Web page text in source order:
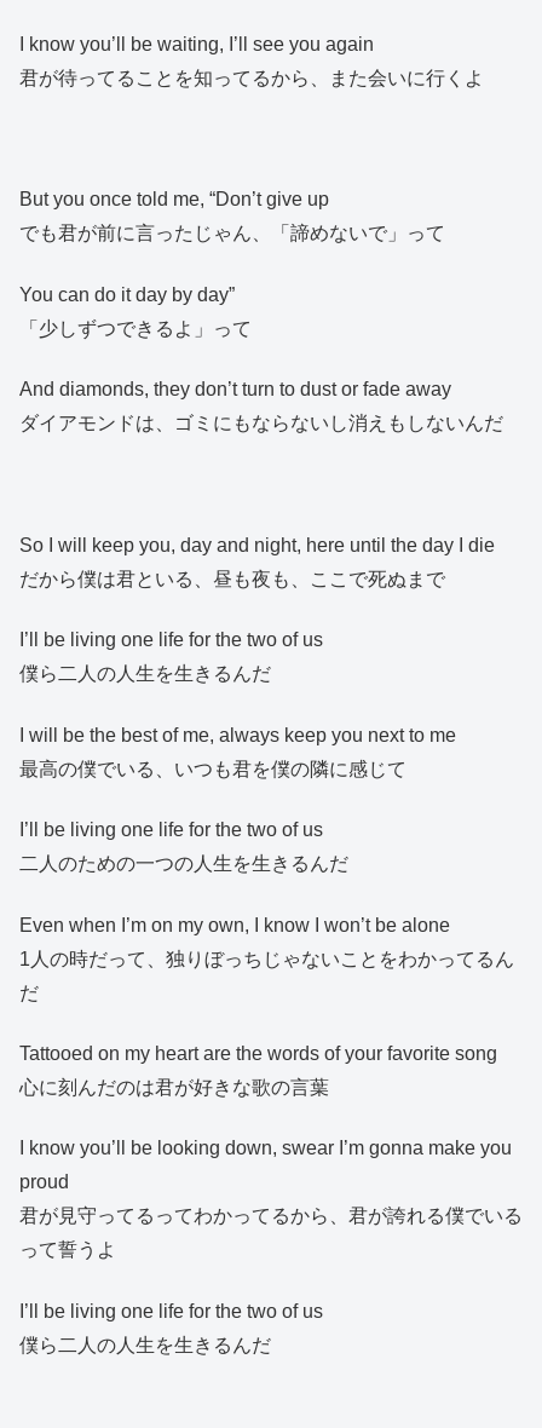
I know you’ll be waiting, I’ll see you again
君が待ってることを知ってるから、また会いに行くよ
But you once told me, “Don’t give up
でも君が前に言ったじゃん、「諦めないで」って
You can do it day by day”
「少しずつできるよ」って
And diamonds, they don’t turn to dust or fade away
ダイアモンドは、ゴミにもならないし消えもしないんだ
So I will keep you, day and night, here until the day I die
だから僕は君といる、昼も夜も、ここで死ぬまで
I’ll be living one life for the two of us
僕ら二人の人生を生きるんだ
I will be the best of me, always keep you next to me
最高の僕でいる、いつも君を僕の隣に感じて
I’ll be living one life for the two of us
二人のための一つの人生を生きるんだ
Even when I’m on my own, I know I won’t be alone
1人の時だって、独りぼっちじゃないことをわかってるん
だ
Tattooed on my heart are the words of your favorite song
心に刻んだのは君が好きな歌の言葉
I know you’ll be looking down, swear I’m gonna make you
proud
君が見守ってるってわかってるから、君が誇れる僕でいる
って誓うよ
I’ll be living one life for the two of us
僕ら二人の人生を生きるんだ